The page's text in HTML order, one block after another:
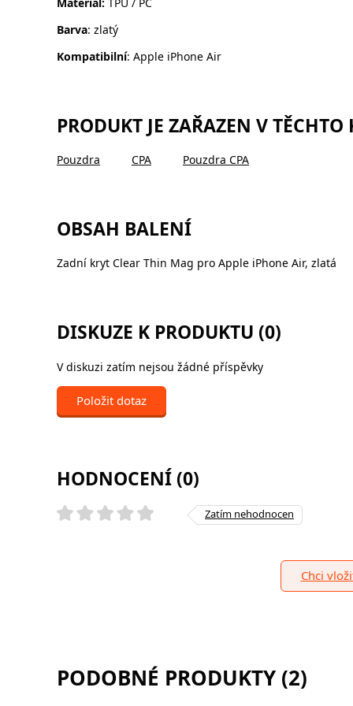
Barva: zlatý
Kompatibilní: Apple iPhone Air
PRODUKT JE ZAŘAZEN V TĚCHTO
Pouzdra CPA Pouzdra CPA
OBSAH BALENÍ
Zadní kryt Clear Thin Mag pro Apple iPhone Air, zlatá
DISKUZE K PRODUKTU (0)
V diskuzi zatím nejsou žádné příspěvky
Položit dotaz
HODNOCENÍ (0)
Zatím nehodnocen
Chci
PODOBNÉ PRODUKTY (2)